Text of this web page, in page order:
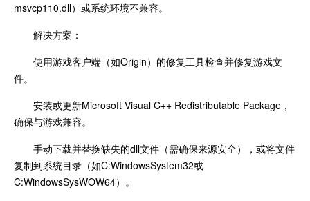
msvcp110.dll）或系统环境不兼容。
解决方案：
使用游戏客户端（如Origin）的修复工具检查并修复游戏文
件。
安装或更新Microsoft Visual C++ Redistributable Package，
确保与游戏兼容。
手动下载并替换缺失的dll文件（需确保来源安全），或将文件
复制到系统目录（如C:WindowsSystem32或
C:WindowsSysWOW64）。